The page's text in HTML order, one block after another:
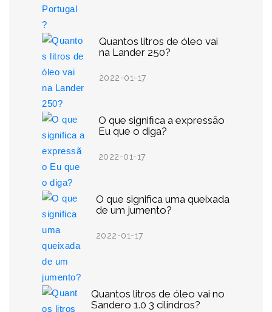
Quantos litros de óleo vai
na Lander 250?
2022-01-17
O que significa a expressão
Eu que o diga?
2022-01-17
O que significa uma queixada
de um jumento?
2022-01-17
Quantos litros de óleo vai no
Sandero 1.0 3 cilindros?